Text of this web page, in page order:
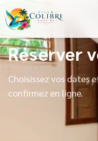
Réserver
Choisissez vos dates
confirmez en ligne.